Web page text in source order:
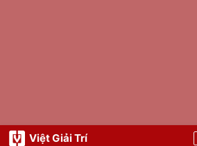
Việt Giải Trí